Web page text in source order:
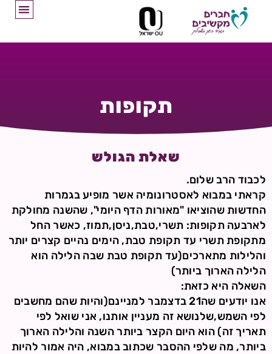
תקופות
שאלת הגולש
לכבוד הרב שלום.
קראתי במבוא לאסטרונומיה אשר מופיע בגמרות
החדשות שהוציאו "מאורות הדף היומי", שהשנה מחולקת
לארבעה תקופות: תשרי,טבת,ניסן,תמוז, כאשר החל
מתקופת תשרי עד תקופת טבת, הימים נהיים קצרים יותר
והלילות מתארכים(עד תקופת טבת שבה הלילה הוא
הלילה הארוך ביותר)
השאלה היא כזאת:
אנו יודעים שה21 בדצמבר למניינם(והיות שהם מחשבים
לפי השמש,שלנושא זה מעניין אותנו, אני שואל לפי
תאריך זה) הוא היום הקצר ביותר השנה והלילה הארוך
ביותר, מה שלפי ההסבר שכתוב במבוא, היה אמור להיות